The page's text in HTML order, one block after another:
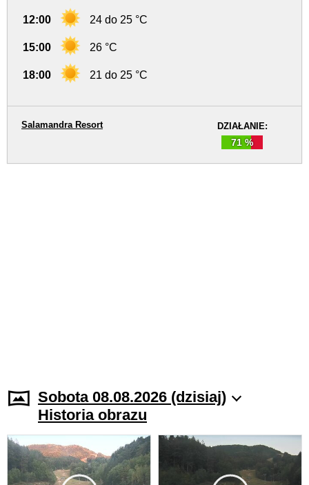
12:00 24 do 25 °C
15:00 26 °C
18:00 21 do 25 °C
DZIAŁANIE:
71 %
Salamandra Resort
Sobota 08.08.2026 (dzisiaj)
Historia obrazu